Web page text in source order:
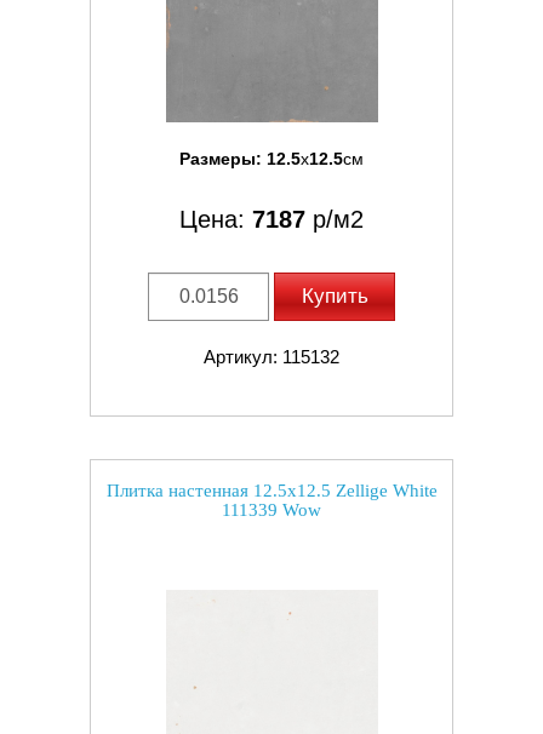
Размеры: 12.5x12.5см
Цена: 7187 р/м2
Купить
Артикул: 115132
Плитка настенная 12.5x12.5 Zellige White
111339 Wow